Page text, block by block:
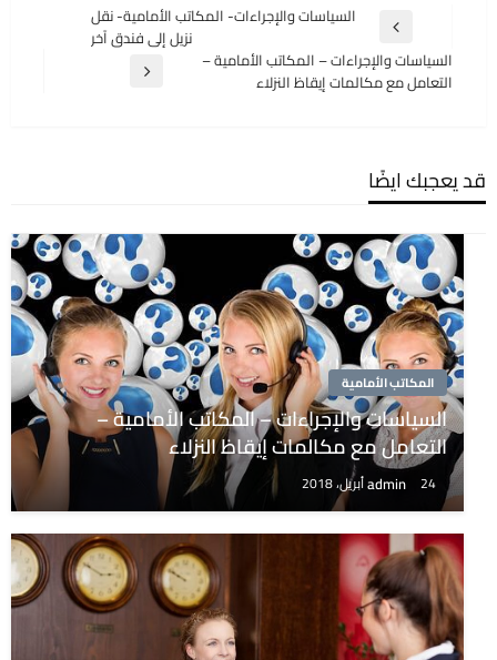
المقالات
المقالة
السابقة
السياسات والإجراءات- المكاتب الأمامية- نقل
نزيل إلى فندق آخر
المقالة
السياسات والإجراءات – المكاتب الأمامية –
التعامل مع مكالمات إيقاظ النزلاء
قد يعجبك ايضًا
المكاتب الأمامية
السياسات والإجراءات – المكاتب الأمامية –
التعامل مع مكالمات إيقاظ النزلاء
admin 24 أبريل، 2018